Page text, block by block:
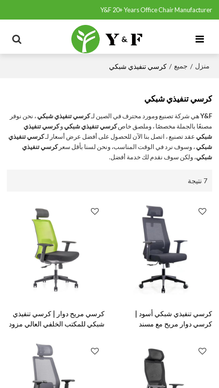
Y&F 20+ Years Office Chair Manufacturer
منزل / جميع / كرسي تنفيذي شبكي
كرسي تنفيذي شبكي
Y&Fهي شركة تصنيع ومورد محترف في الصين لـكرسي تنفيذي شبكي، نحن نوفر
مصنعًا بالجملة مخصصًا ، وملصق خاصكرسي تنفيذي شبكيوكرسي تنفيذي
شبكيعقد تصنيع ، اتصل بنا الآن للحصول على أفضل عرض أسعار لـكرسي تنفيذي
شبكي، وسوف نرد في الوقت المناسب، ونحن لسنا بأقل سعركرسي تنفيذي
شبكي، ولكن سوف نقدم لك خدمة أفضل.
7 نتيجة
كرسي تنفيذي شبكي أسود |
كرسي دوار مريح مع مسند
كرسي مريح دوار | كرسي تنفيذي
شبكي للمكتب الخلفي العالي مزود